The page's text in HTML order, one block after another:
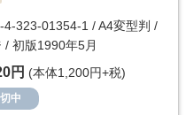
4-323-01354-1 / A4変型判 /
/ 初版1990年5月
円 (本体1,200円+税)
中